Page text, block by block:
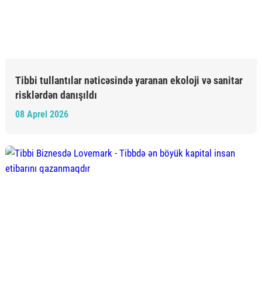
Tibbi tullantılar nəticəsində yaranan ekoloji və sanitar
08 Aprel 2026